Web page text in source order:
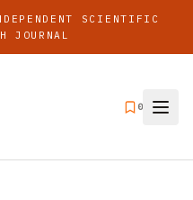
SCIENTIFIC
JOURNAL
0